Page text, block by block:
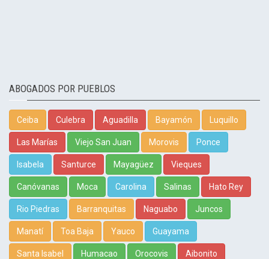
ABOGADOS POR PUEBLOS
Ceiba Culebra Aguadilla Bayamón Luquillo
Las Marías Viejo San Juan Morovis Ponce
Isabela Santurce Mayagüez Vieques
Canóvanas Moca Carolina Salinas Hato Rey
Rio Piedras Barranquitas Naguabo Juncos
Manatí Toa Baja Yauco Guayama
Santa Isabel Humacao Orocovis Aibonito